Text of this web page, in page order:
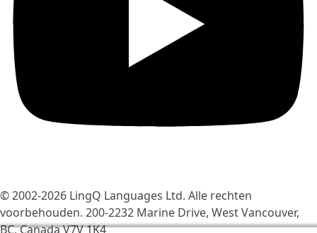
© 2002-2026 LingQ Languages Ltd. Alle rechten
voorbehouden. 200-2232 Marine Drive, West Vancouver,
BC, CanadaV7V 1K4